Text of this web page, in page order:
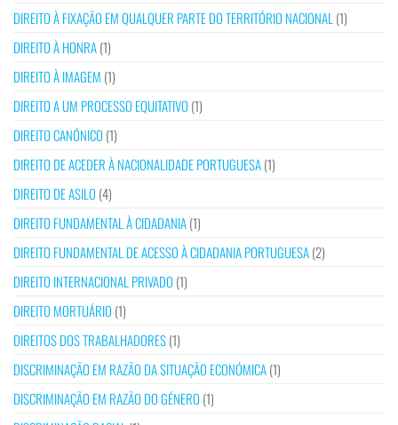
DIREITO À FIXAÇÃO EM QUALQUER PARTE DO TERRITÓRIO NACIONAL (1)
DIREITO À HONRA(1)
DIREITO À IMAGEM (1)
DIREITO A UM PROCESSO EQUITATIVO (1)
DIREITO CANÓNICO (1)
DIREITO DE ACEDER À NACIONALIDADE PORTUGUESA(1)
DIREITO DE ASILO (4)
DIREITO FUNDAMENTAL À CIDADANIA(1)
DIREITO FUNDAMENTAL DE ACESSO À CIDADANIA PORTUGUESA(2)
DIREITO INTERNACIONAL PRIVADO (1)
DIREITO MORTUÁRIO (1)
DIREITOS DOS TRABALHADORES(1)
DISCRIMINAÇÃO EM RAZÃO DA SITUAÇÃO ECONÓMICA(1)
DISCRIMINAÇÃO EM RAZÃO DO GÉNERO (1)